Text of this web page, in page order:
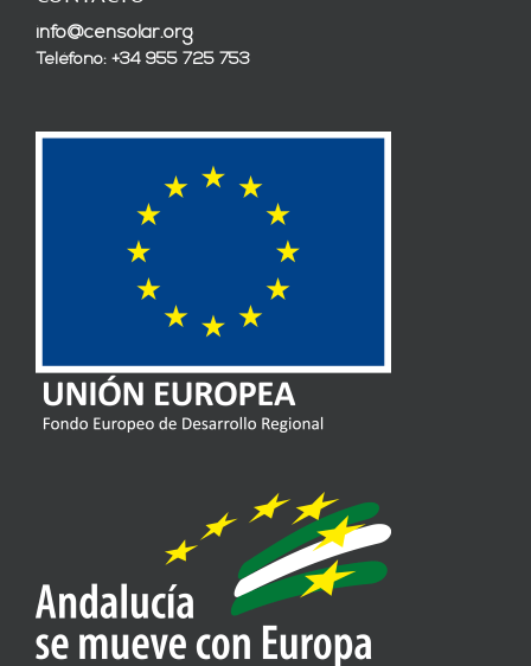
info@censolar.org
Teléfono: +34 955 725 753